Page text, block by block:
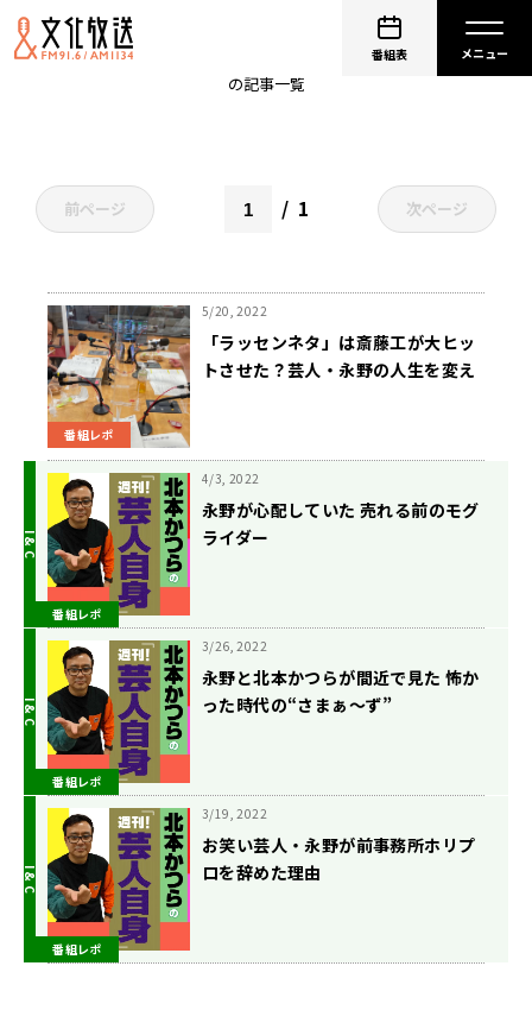
番組表
の記事一覧
前ページ 1 次ページ
番組レポ
5/20, 2022
「ラッセンネタ」は斎藤工が大ヒッ
トさせた？芸人・永野の人生を変え
番組レポ
4/3, 2022
永野が心配していた 売れる前のモグ
ライダー
番組レポ
3/26, 2022
永野と北本かつらが間近で見た 怖か
った時代の“さまぁ～ず”
番組レポ
3/19, 2022
お笑い芸人・永野が前事務所ホリプ
ロを辞めた理由